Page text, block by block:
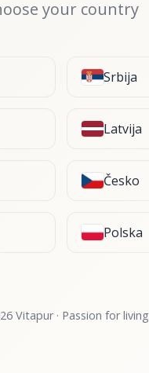
your country
Srbija
Latvija
Česko
Polska
Vitapur · Passion for living